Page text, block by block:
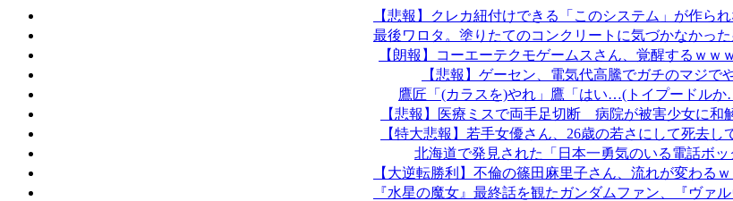
【悲報】クレカ紐付けできる「このシステム」が作ら
最後ワロタ。塗りたてのコンクリートに気づかなかっ
【朗報】コーエーテクモゲームスさん、覚醒するｗｗ
【悲報】ゲーセン、電気代高騰でガチのマジで
鷹匠「(カラスを)やれ」鷹「はい…(トイプードル
【悲報】医療ミスで両手足切断 病院が被害少女に和
【特大悲報】若手女優さん、26歳の若さにして死去し
北海道で発見された「日本一勇気のいる電話ボッ
【大逆転勝利】不倫の篠田麻里子さん、流れが変わる
『水星の魔女』最終話を観たガンダムファン、『ヴァ